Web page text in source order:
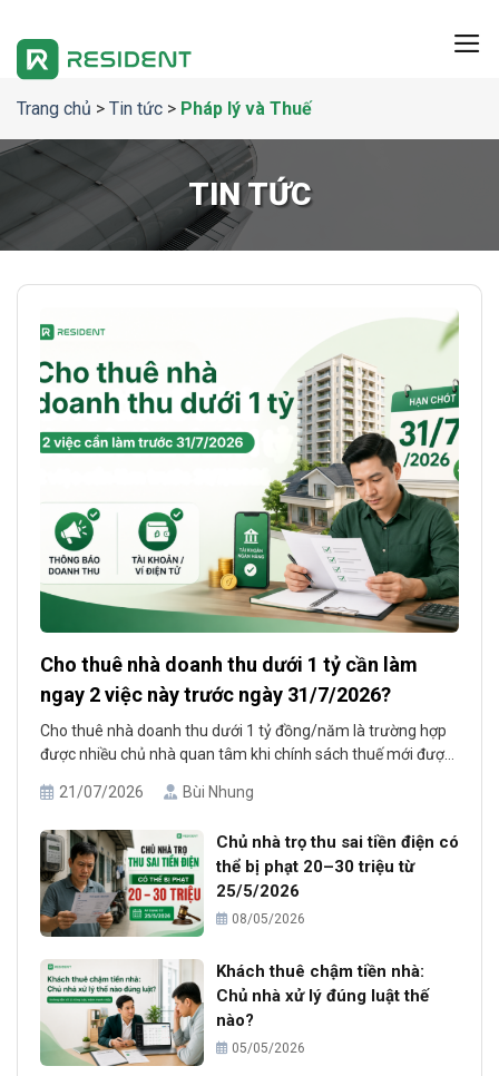
đến
nội
dung
Trang chủ > Tin tức > Pháp lý và Thuế
TIN TỨC
Cho thuê nhà doanh thu dưới 1 tỷ cần làm
ngay 2 việc này trước ngày 31/7/2026?
Cho thuê nhà doanh thu dưới 1 tỷ đồng/năm là trường hợp
được nhiều chủ nhà quan tâm khi chính sách thuế mới được
tổng doanh thu từ hoạt động cho thuê bất động sản không
21/07/2026 Bùi Nhung
Chủ nhà trọ thu sai tiền điện có
thể bị phạt 20–30 triệu từ
25/5/2026
08/05/2026
Khách thuê chậm tiền nhà:
Chủ nhà xử lý đúng luật thế
nào?
05/05/2026